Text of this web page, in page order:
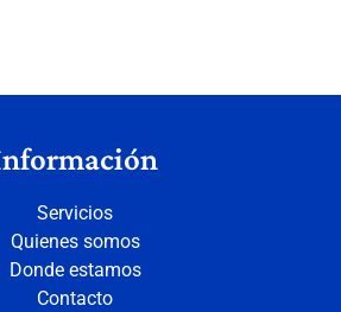
Servicios
Quienes somos
Donde estamos
Contacto